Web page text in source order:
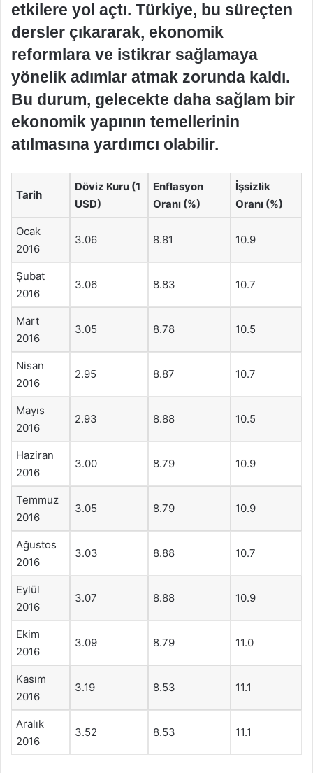
etkilere yol açtı. Türkiye, bu süreçten
dersler çıkararak, ekonomik
reformlara ve istikrar sağlamaya
yönelik adımlar atmak zorunda kaldı.
Bu durum, gelecekte daha sağlam bir
ekonomik yapının temellerinin
atılmasına yardımcı olabilir.
Tarih
Döviz Kuru (1
USD)
Enflasyon
Oranı (%)
İşsizlik
Oranı (%)
Ocak
2016
3.06 8.81 10.9
Şubat
2016
3.06 8.83 10.7
Mart
2016
3.05 8.78 10.5
Nisan
2016
2.95 8.87 10.7
Mayıs
2016
2.93 8.88 10.5
Haziran
2016
3.00 8.79 10.9
Temmuz
2016
3.05 8.79 10.9
Ağustos
2016
3.03 8.88 10.7
Eylül
2016
3.07 8.88 10.9
Ekim
2016
3.09 8.79 11.0
Kasım
2016
3.19 8.53 11.1
Aralık
2016
3.52 8.53 11.1